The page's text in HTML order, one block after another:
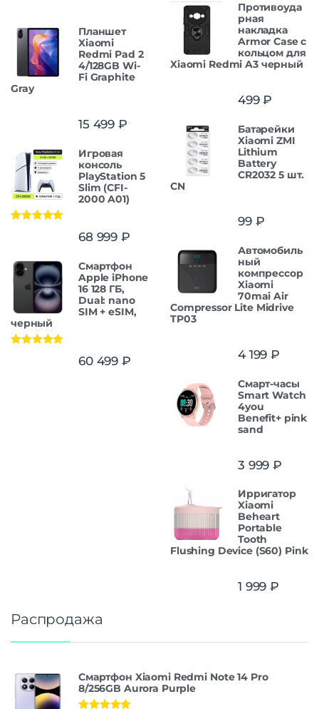
Планшет
Xiaomi
Redmi Pad 2
4/128GB Wi-
Fi Graphite
Gray
15 499 ₽
Игровая
консоль
PlayStation 5
Slim (CFI-
2000 A01)
68 999 ₽
Смартфон
Apple iPhone
16 128 ГБ,
Dual: nano
SIM + eSIM,
черный
60 499 ₽
Противоуда
рная
накладка
Armor Case с
кольцом для
Xiaomi Redmi A3 черный
499₽
Батарейки
Xiaomi ZMI
Lithium
Battery
CR2032 5 шт.
CN
99₽
Автомобиль
ный
компрессор
Xiaomi
70mai Air
Compressor Lite Midrive
TP03
4 199 ₽
Смарт-часы
Smart Watch
4you
Benefit+ pink
sand
3 999 ₽
Ирригатор
Xiaomi
Beheart
Portable
Tooth
Flushing Device (S60) Pink
1 999 ₽
Распродажа
Смартфон Xiaomi Redmi Note 14 Pro
8/256GB Aurora Purple